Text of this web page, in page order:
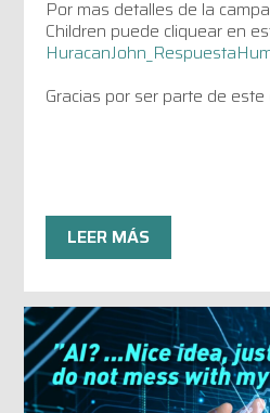
Por mas detalles de la
Children puede cliquear en
Gracias por ser parte de
LEER MÁS